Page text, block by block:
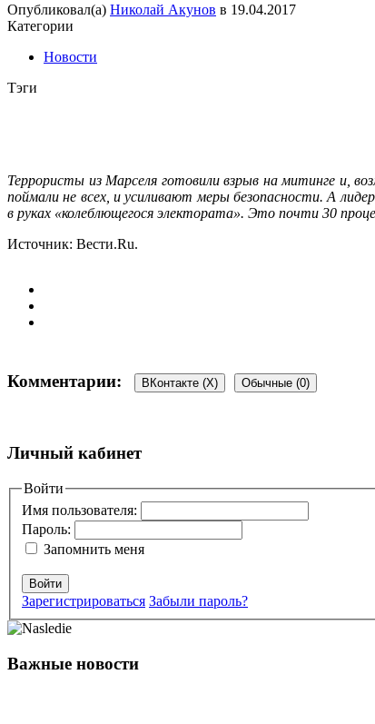
Опубликовал(а) Николай Акунов в 19.04.2017
Категории
Новости
Тэги
Террористы из Марселя готовили взрыв на митинге и,
поймали не всех, и усиливают меры безопасности. А
в руках «колеблющегося электората». Это почти 30
Источник: Вести.Ru.
Комментарии: ВКонтакте (X) Обычные (0)
Добавить комментарий
Ваш адрес email не будет опубликован. Обязательные
Комментарий*
Личный кабинет
Войти
Имя пользователя:
Пароль:
Запомнить меня
Войти
Зарегистрироваться Забыли пароль?
Важные новости